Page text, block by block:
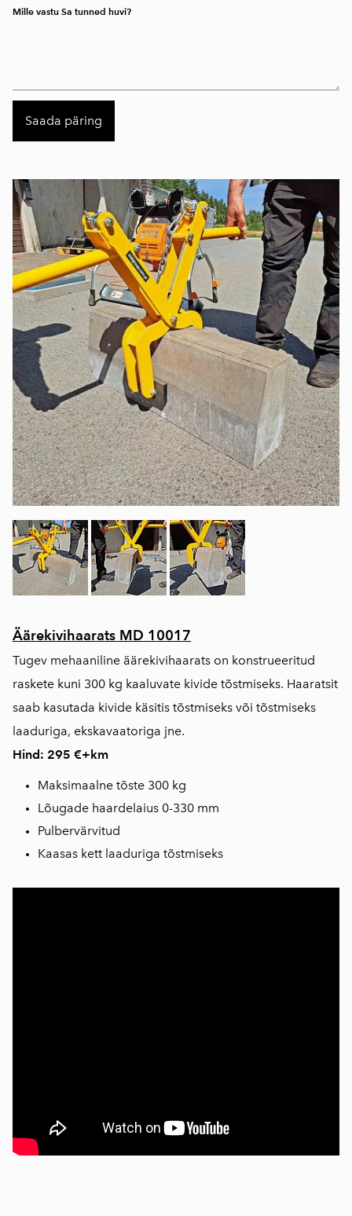
Mille vastu Sa tunned huvi?
Äärekivihaarats MD 10017
Tugev mehaaniline äärekivihaarats on konstrueeritud
raskete kuni 300 kg kaaluvate kivide tõstmiseks. Haaratsit
saab kasutada kivide käsitis tõstmiseks või tõstmiseks
laaduriga, ekskavaatoriga jne.
Hind: 295 €+km
Maksimaalne tõste 300 kg
Lõugade haardelaius 0-330 mm
Pulbervärvitud
Kaasas kett laaduriga tõstmiseks